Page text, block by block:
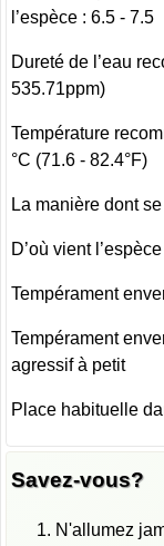
l’espèce : 6.5 - 7.5
Dureté de l’eau
535.71ppm)
Température
°C (71.6 - 82.4°F)
La manière dont
D’où vient
Tempérament
Tempérament
agressif à petit
Place habituelle
Savez-vous?
N'allumez